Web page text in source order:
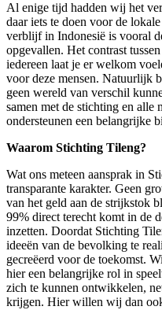
Al enige tijd hadden wij het
daar iets te doen voor de
verblijf in Indonesië is vooral
opgevallen. Het contrast
iedereen laat je er welkom
voor deze mensen. Natuurlijk
geen wereld van verschil
samen met de stichting en alle
ondersteunen een belangrijke
Waarom Stichting Tileng?
Wat ons meteen aansprak in
transparante karakter. Geen
van het geld aan de strijkstok
99% direct terecht komt in de
inzetten. Doordat Stichting
ideeën van de bevolking te
gecreëerd voor de toekomst.
hier een belangrijke rol in
zich te kunnen ontwikkelen,
krijgen. Hier willen wij dan